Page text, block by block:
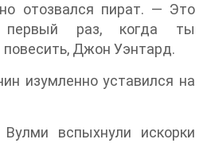
отозвался пират. — Это
раз, когда ты
Джон Уэнтард.
изумленно уставился на
вспыхнули искорки